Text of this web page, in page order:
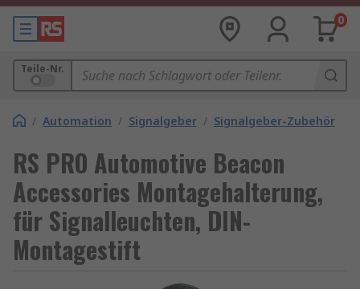
0
Teile-Nr.
/ Automation / Signalgeber / Signalgeber-Zubehör
RS PRO Automotive Beacon
Accessories Montagehalterung,
für Signalleuchten, DIN-
Montagestift